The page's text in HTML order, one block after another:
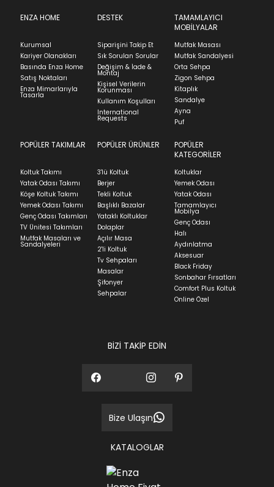
Stock moves super-fast. This look-up is an
indication of where stock might be available but
we can't guarantee it'll be there for long.
içinde iade başvurusunda bulunarak sürecinizi
Ürünü iade etmek için, orijinal kutusuyla ve
faturasıyla birlikte göndermelisiniz.
İadenizin kabul edilmesi için, ürünün hasar
görmemiş, kurulumunun yapılmamış ve
kullanılmamış olması gerekmektedir.
İade ve Değişim bölümünü ziyaret ediniz.
Teslimat
Ev tekstili siparişlerinizin kargoya verilme süresi
ortalama 5-24 iş günüdür.
Yatak siparişlerinizin teslim süresi yaşadığınız şehre
ve ürünün stok durumuna göre ortalama 5-24 iş
günüdür.
Panel ve Döşeme grubu ürün siparişlerinizin teslim
süresi yaşadığınız şehre ve ürünün stok durumuna
göre ortalama 30-45 iş günüdür.
Siparişlerim bölümünden sürecinizi takip edebilirsiniz.
Sıkça Sorulan Sorularbölümünü ziyaret
ENZA HOME
Kurumsal
Kariyer Olanakları
Basında Enza Home
Satış Noktaları
Enza Mimarlarıyla
Tasarla
DESTEK
Siparişini Takip Et
Sık Sorulan Sorular
Değişim & İade &
Montaj
Kişisel Verilerin
Korunması
Kullanım Koşulları
International
Requests
TAMAMLAYICI
MOBİLYALAR
Mutfak Masası
Mutfak Sandalyesi
Orta Sehpa
Zigon Sehpa
Kitaplık
Sandalye
Ayna
Puf
POPÜLER TAKIMLAR
Koltuk Takımı
Yatak Odası Takımı
Köşe Koltuk Takımı
Yemek Odası Takımı
Genç Odası Takımları
TV Ünitesi Takımları
Mutfak Masaları ve
Sandalyeleri
POPÜLER ÜRÜNLER
3'lü Koltuk
Berjer
Tekli Koltuk
Başlıklı Bazalar
Yataklı Koltuklar
Dolaplar
Açılır Masa
2'li Koltuk
Tv Sehpaları
Masalar
Şifonyer
Sehpalar
POPÜLER
KATEGORİLER
Koltuklar
Yemek Odası
Yatak Odası
Tamamlayıcı
Mobilya
Genç Odası
Halı
Aydınlatma
Aksesuar
Black Friday
Sonbahar Fırsatları
Comfort Plus Koltuk
Online Özel
BİZİ TAKİP EDİN
Bize Ulaşın
KATALOGLAR